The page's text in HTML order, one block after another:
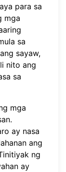
para sa
mga
sa
sayaw,
nito ang
sa
mga
ay nasa
ang
ng
ay